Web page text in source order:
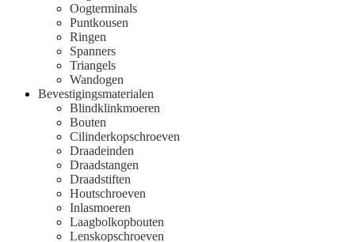
Oogterminals
Puntkousen
Ringen
Spanners
Triangels
Wandogen
Bevestigingsmaterialen
Blindklinkmoeren
Bouten
Cilinderkopschroeven
Draadeinden
Draadstangen
Draadstiften
Houtschroeven
Inlasmoeren
Laagbolkopbouten
Lenskopschroeven